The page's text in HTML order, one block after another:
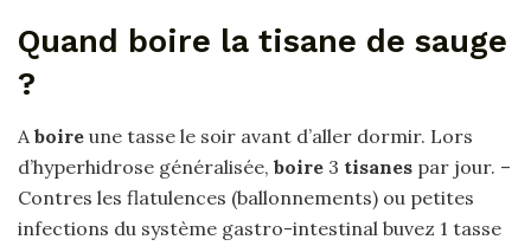
Quand boire la tisane de sauge
?
Aboire une tasse le soir avant d’aller dormir. Lors
d’hyperhidrose généralisée, boire 3 tisanes par jour. –
Contres les flatulences (ballonnements) ou petites
infections du système gastro-intestinal buvez 1 tasse